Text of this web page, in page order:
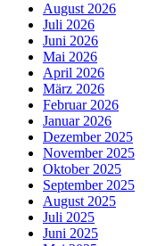
August 2026
Juli 2026
Juni 2026
Mai 2026
April 2026
März 2026
Februar 2026
Januar 2026
Dezember 2025
November 2025
Oktober 2025
September 2025
August 2025
Juli 2025
Juni 2025